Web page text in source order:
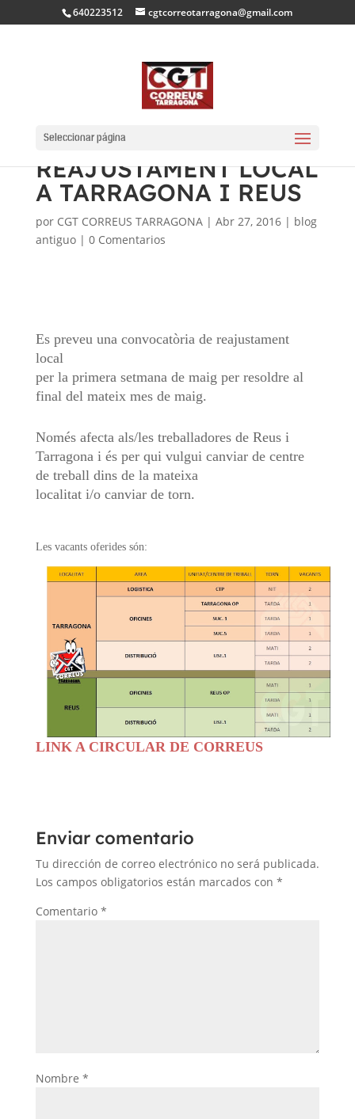
640223512 cgtcorreotarragona@gmail.com
Seleccionar página
CONVOCATÒRIA DE
REAJUSTAMENT LOCAL
A TARRAGONA I REUS
por CGT CORREUS TARRAGONA| Abr 27, 2016| blog
antiguo| 0 Comentarios
Es preveu una convocatòria de reajustament
local
per la primera setmana de maig per resoldre al
final del mateix mes de maig.
Només afecta als/les treballadores de Reus i
Tarragona i és per qui vulgui canviar de centre
de treball dins de la mateixa
localitat i/o canviar de torn.
Les vacants oferides són:
LINK A CIRCULAR DE CORREUS
Enviar comentario
Tu dirección de correo electrónico no será publicada.
Los campos obligatorios están marcados con *
Comentario *
Nombre *